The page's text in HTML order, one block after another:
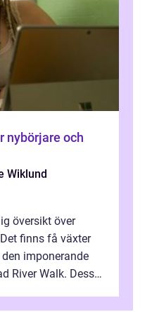
nybörjare och
Wiklund
översikt över
finns få växter
imponerande
River Walk. Dess